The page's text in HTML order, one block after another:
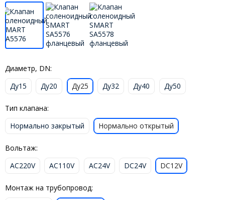
Диаметр, DN:
Ду15
Ду20 Ду25 Ду32 Ду40 Ду50
Тип клапана:
Нормально закрытый
Нормально открытый
Вольтаж:
AC220V
AC110V AC24V DC24V DC12V
Монтаж на трубопровод: